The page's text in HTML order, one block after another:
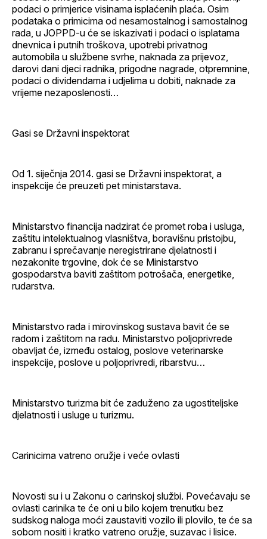
podaci o primjerice visinama isplaćenih plaća. Osim
podataka o primicima od nesamostalnog i samostalnog
rada, u JOPPD-u će se iskazivati i podaci o isplatama
dnevnica i putnih troškova, upotrebi privatnog
automobila u službene svrhe, naknada za prijevoz,
darovi dani djeci radnika, prigodne nagrade, otpremnine,
podaci o dividendama i udjelima u dobiti, naknade za
vrijeme nezaposlenosti…
Gasi se Državni inspektorat
Od 1. siječnja 2014. gasi se Državni inspektorat, a
inspekcije će preuzeti pet ministarstava.
Ministarstvo financija nadzirat će promet roba i usluga,
zaštitu intelektualnog vlasništva, boravišnu pristojbu,
zabranu i sprečavanje neregistrirane djelatnosti i
nezakonite trgovine, dok će se Ministarstvo
gospodarstva baviti zaštitom potrošača, energetike,
rudarstva.
Ministarstvo rada i mirovinskog sustava bavit će se
radom i zaštitom na radu. Ministarstvo poljoprivrede
obavljat će, između ostalog, poslove veterinarske
inspekcije, poslove u poljoprivredi, ribarstvu…
Ministarstvo turizma bit će zaduženo za ugostiteljske
djelatnosti i usluge u turizmu.
Carinicima vatreno oružje i veće ovlasti
Novosti su i u Zakonu o carinskoj službi. Povećavaju se
ovlasti carinika te će oni u bilo kojem trenutku bez
sudskog naloga moći zaustaviti vozilo ili plovilo, te će sa
sobom nositi i kratko vatreno oružje, suzavac i lisice.